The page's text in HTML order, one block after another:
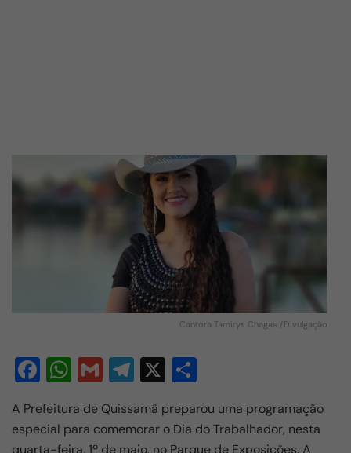
Cantora Tamirys Chagas /Divulgação
F
a
c
e
W
at
s
G
m
ail
T
e
gr
X
ar
e
A Prefeitura de Quissamã preparou uma programação
especial para comemorar o Dia do Trabalhador, nesta
quarta-feira, 1º de maio, no Parque de Exposições. A